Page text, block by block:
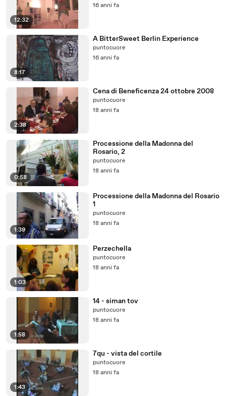
12:32
16 anni fa
8:17
A BitterSweet Berlin Experience
puntocuore
16 anni fa
2:38
Cena di Beneficenza 24 ottobre 2008
puntocuore
18 anni fa
0:58
Processione della Madonna del
Rosario, 2
puntocuore
18 anni fa
1:39
Processione della Madonna del Rosario
1
puntocuore
18 anni fa
1:03
Perzechella
puntocuore
18 anni fa
1:58
14 - siman tov
puntocuore
18 anni fa
1:43
7qu - vista del cortile
puntocuore
18 anni fa